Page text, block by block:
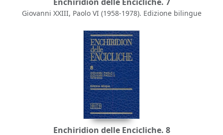
Giovanni XXIII, Paolo VI (1958-1978). Edizione bilingue
Enchiridion delle Encicliche. 8